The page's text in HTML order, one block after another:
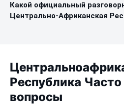
Какой официальный
Центрально-Африканская
Республика
вопросы